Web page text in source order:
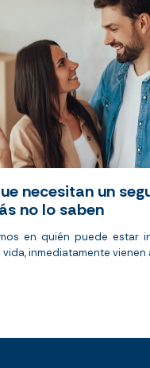
necesitan un
no lo saben
en quién puede estar
inmediatamente vienen